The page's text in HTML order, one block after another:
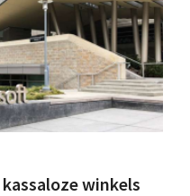
winkels